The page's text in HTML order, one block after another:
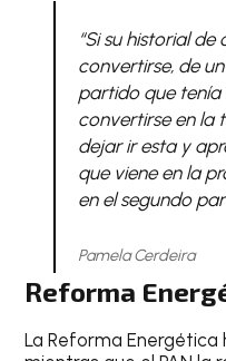
“Si su historial
convertirse, de
partido que tenía
convertirse en la
dejar ir esta y
que viene en la
en el segundo
Pamela Cerdeira
Reforma
La Reforma